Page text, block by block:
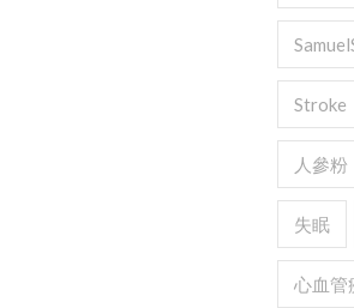
Stroke
人參粉
失眠
心血管